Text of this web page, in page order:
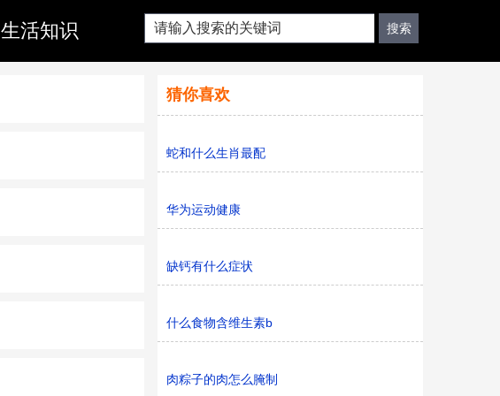
生活知识
猜你喜欢
蛇和什么生肖最配
华为运动健康
缺钙有什么症状
什么食物含维生素b
肉粽子的肉怎么腌制